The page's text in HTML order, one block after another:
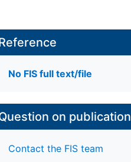
No FIS full text/file
on publication
Contact the FIS team